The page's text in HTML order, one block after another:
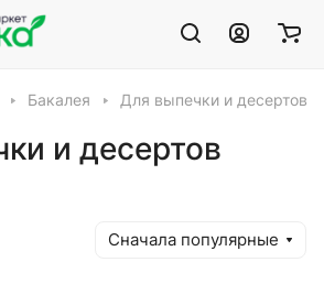
Бакалея Для выпечки и десертов
и десертов
Сначала популярные